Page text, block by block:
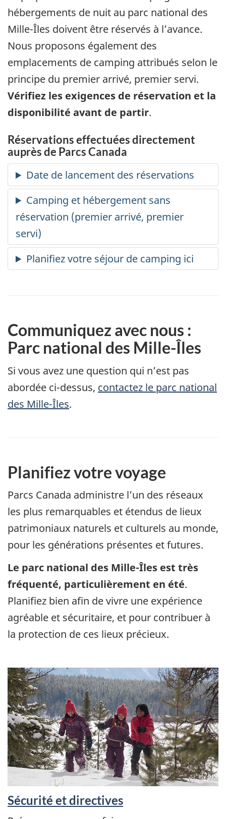
hébergements de nuit au parc national des
Mille-Îles doivent être réservés à l’avance.
Nous proposons également des
emplacements de camping attribués selon le
principe du premier arrivé, premier servi.
Vérifiez les exigences de réservation et la
disponibilité avant de partir.
Réservations effectuées directement
auprès de Parcs Canada
Communiquez avec nous :
Parc national des Mille-Îles
Si vous avez une question qui n’est pas
abordée ci-dessus, contactez le parc national
des Mille-Îles.
Planifiez votre voyage
Parcs Canada administre l’un des réseaux
les plus remarquables et étendus de lieux
patrimoniaux naturels et culturels au monde,
pour les générations présentes et futures.
Le parc national des Mille-Îles est très
fréquenté, particulièrement en été.
Planifiez bien afin de vivre une expérience
agréable et sécuritaire, et pour contribuer à
la protection de ces lieux précieux.
Sécurité et directives